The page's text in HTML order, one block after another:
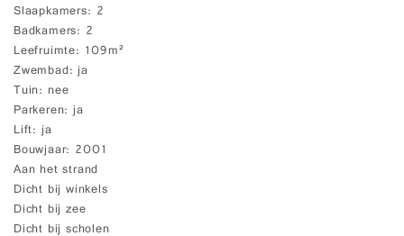
Slaapkamers 2
Badkamers 2
Leefruimte 109m²
Zwembad ja
Tuin nee
Parkeren ja
Lift ja
Bouwjaar 2001
Aan het strand
Dicht bij winkels
Dicht bij zee
Dicht bij scholen